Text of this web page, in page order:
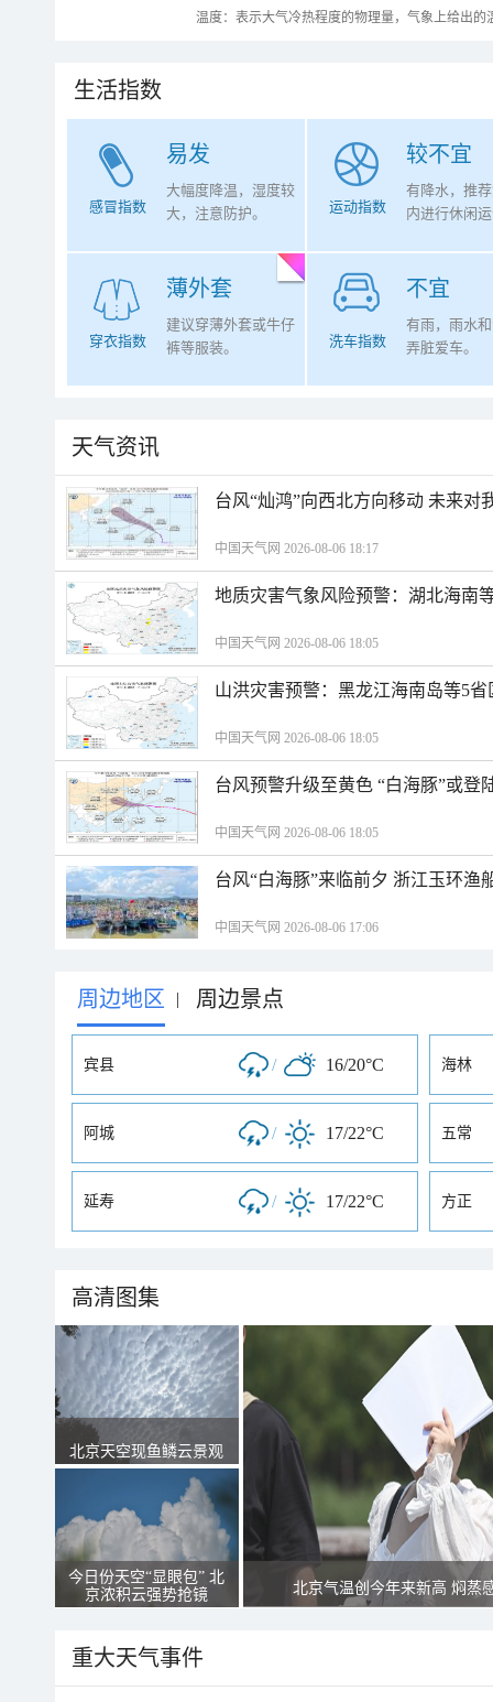
温度：表示大气冷热程度的物理量，气象上给出
生活指数
易发
感冒指数
大幅度降温，湿度较
大，注意防护。
较不宜
运动指数
有降水，推
内进行休闲
薄外套
穿衣指数
建议穿薄外套或牛仔
裤等服装。
不宜
洗车指数
有雨，雨水
弄脏爱车。
天气资讯
台风“灿鸿”向西北方向移动 未来对
中国天气网 2026-08-06 18:17
地质灾害气象风险预警：湖北海南
中国天气网 2026-08-06 18:05
山洪灾害预警：黑龙江海南岛等5
中国天气网 2026-08-06 18:05
台风预警升级至黄色 “白海豚”或登
中国天气网 2026-08-06 18:05
台风“白海豚”来临前夕 浙江玉环渔
中国天气网 2026-08-06 17:06
周边地区 | 周边景点
宾县 / 16/20°C 海林
阿城 / 17/22°C 五常
延寿 / 17/22°C 方正
高清图集
北京天空现鱼鳞云景观
今日份天空“显眼包” 北
京浓积云强势抢镜
北京气温创今年来新高 焖蒸
重大天气事件